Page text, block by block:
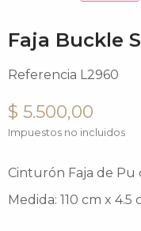
Faja Buckle
Referencia L2960
$ 5.500,00
Impuestos no incluidos
Cinturón Faja de Pu
Medida: 110 cm x 4.5